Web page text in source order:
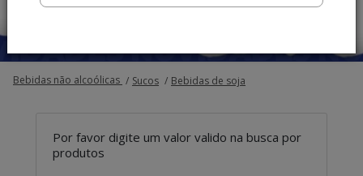
Bebidas não alcoólicas Sucos Bebidas de soja
Por favor digite um valor valido na busca por
produtos